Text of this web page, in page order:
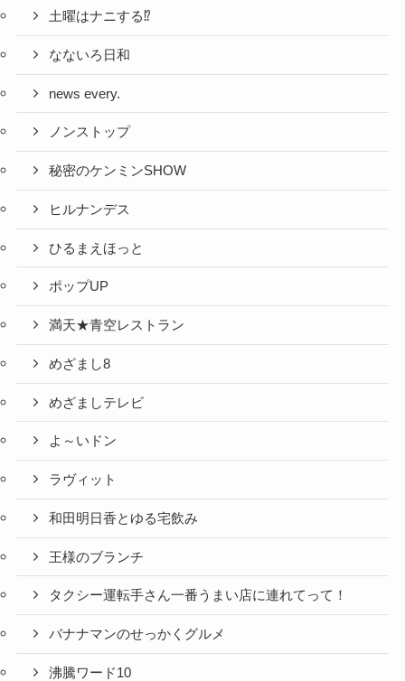
土曜はナニする⁉
なないろ日和
news every.
ノンストップ
秘密のケンミンSHOW
ヒルナンデス
ひるまえほっと
ポップUP
満天★青空レストラン
めざまし8
めざましテレビ
よ～いドン
ラヴィット
和田明日香とゆる宅飲み
王様のブランチ
タクシー運転手さん一番うまい店に連れてって！
バナナマンのせっかくグルメ
沸騰ワード10